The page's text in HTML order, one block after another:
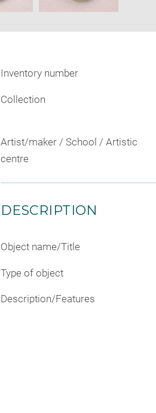
Inventory number
Collection
Artist/maker / School / Artistic
centre
DESCRIPTION
Object name/Title
Type of object
Description/Features